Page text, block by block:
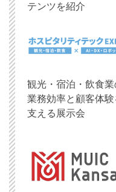
テンツを紹介
観光・宿泊・飲食業
業務効率と顧客体験
支える展示会